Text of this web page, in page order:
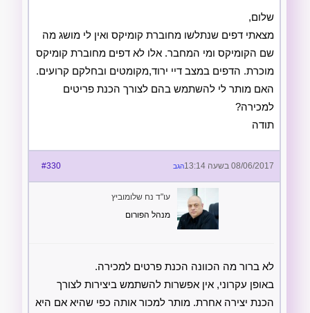
שלום,
מצאתי דפים שנתלשו מחוברת קומיקס ואין לי מושג מה
שם הקומיקס ומי המחבר. אלו לא דפים מחוברת קומיקס
מוכרת. הדפים במצב דיי ירוד,מקומטים ובחלקם קרועים.
האם מותר לי להשתמש בהם לצורך הכנת פריטים
למכירה?
תודה
08/06/2017 בשעה 13:14 #330 הגב
עו"ד נח שלומוביץ
מנהל הפורום
לא ברור מה הכוונה הכנת פרטים למכירה.
באופן עקרוני, אין אפשרות להשתמש ביצירות לצורך
הכנת יצירה אחרת. מותר למכור אותה כפי שהיא אם היא